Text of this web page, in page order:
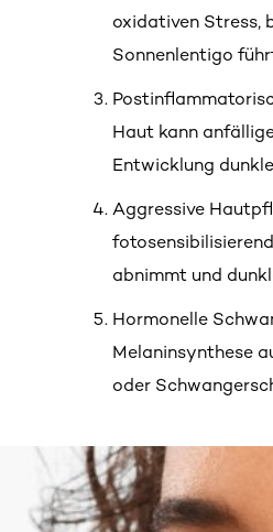
oxidativen Stress,
Sonnenlentigo
Haut kann
Entwicklung
Aggressive
abnimmt und
Hormonelle
Melaninsynthese
oder